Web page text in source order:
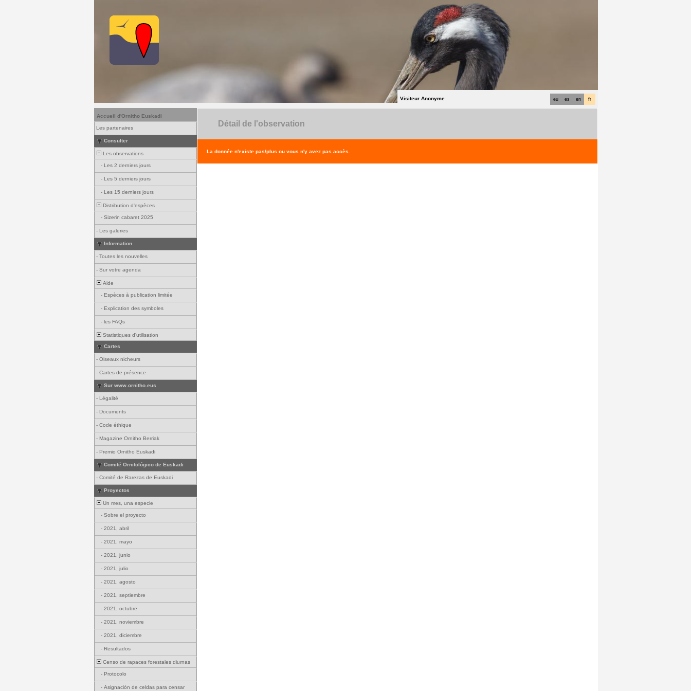
fr
en
es
eu
Visiteur Anonyme
Accueil d'Ornitho Euskadi
Les partenaires
Consulter
Les observations
- Les 2 derniers jours
- Les 5 derniers jours
- Les 15 derniers jours
Distribution d'espèces
- Sizerin cabaret 2025
- Les galeries
Information
- Toutes les nouvelles
- Sur votre agenda
Aide
- Espèces à publication limitée
- Explication des symboles
- les FAQs
Statistiques d'utilisation
Cartes
- Oiseaux nicheurs
- Cartes de présence
Sur www.ornitho.eus
- Légalité
- Documents
- Code éthique
- Magazine Ornitho Berriak
- Premio Ornitho Euskadi
Comité Ornitológico de Euskadi
- Comité de Rarezas de Euskadi
Proyectos
Un mes, una especie
- Sobre el proyecto
- 2021, abril
- 2021, mayo
- 2021, junio
- 2021, julio
- 2021, agosto
- 2021, septiembre
- 2021, octubre
- 2021, noviembre
- 2021, diciembre
- Resultados
Censo de rapaces forestales diurnas
- Protocolo
- Asignación de celdas para censar
Détail de l'observation
La donnée n'existe pas/plus ou vous n'y avez pas accès.